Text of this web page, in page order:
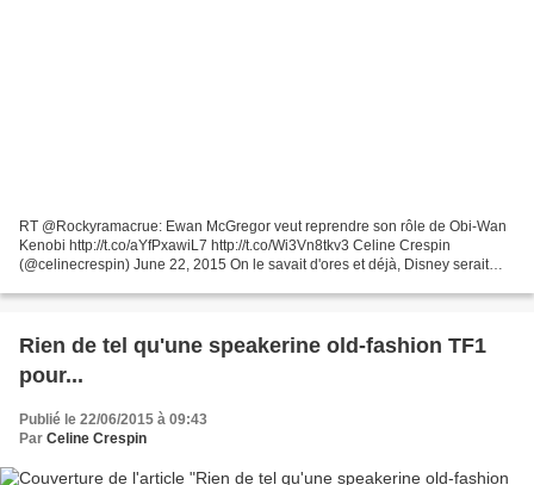
RT @Rockyramacrue: Ewan McGregor veut reprendre son rôle de Obi-Wan
Kenobi http://t.co/aYfPxawiL7 http://t.co/Wi3Vn8tkv3 Celine Crespin
(@celinecrespin) June 22, 2015 On le savait d'ores et déjà, Disney serait
Rien de tel qu'une speakerine old-fashion TF1
pour...
Publié le 22/06/2015 à 09:43
Par Celine Crespin